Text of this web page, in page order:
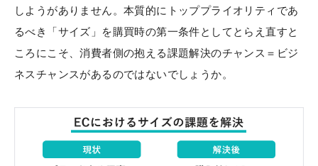
しようがありません。本質的にトッププライオリティであ
るべき「サイズ」を購買時の第一条件としてとらえ直すと
ころにこそ、消費者側の抱える課題解決のチャンス＝ビジ
ネスチャンスがあるのではないでしょうか。